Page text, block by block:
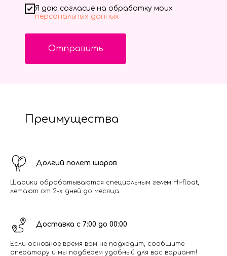
Я даю согласие на обработку моих
персональных данных
Отправить
Преимущества
Долгий полет шаров
Шарики обрабатываются специальным гелем Hi-float,
летают от 2-х дней до месяца.
Доставка с 7:00 до 00:00
Если основное время вам не подходит, сообщите
оператору и мы подберем удобный для вас вариант!